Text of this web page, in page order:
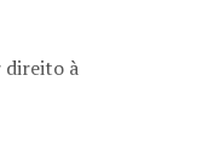
direito à